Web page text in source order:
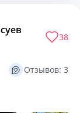
38
Отзывов: 3